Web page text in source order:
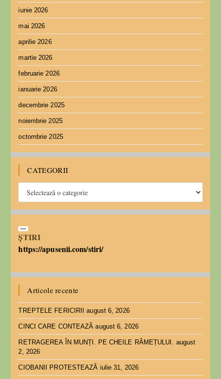
iunie 2026
mai 2026
aprilie 2026
martie 2026
februarie 2026
ianuarie 2026
decembrie 2025
noiembrie 2025
octombrie 2025
CATEGORII
ȘTIRI
https://apusenii.com/stiri/
Articole recente
TREPTELE FERICIRII august 6, 2026
CINCI CARE CONTEAZĂ august 6, 2026
RETRAGEREA ÎN MUNȚI. PE CHEILE RÂMEȚULUI. august
2, 2026
CIOBANII PROTESTEAZĂ iulie 31, 2026